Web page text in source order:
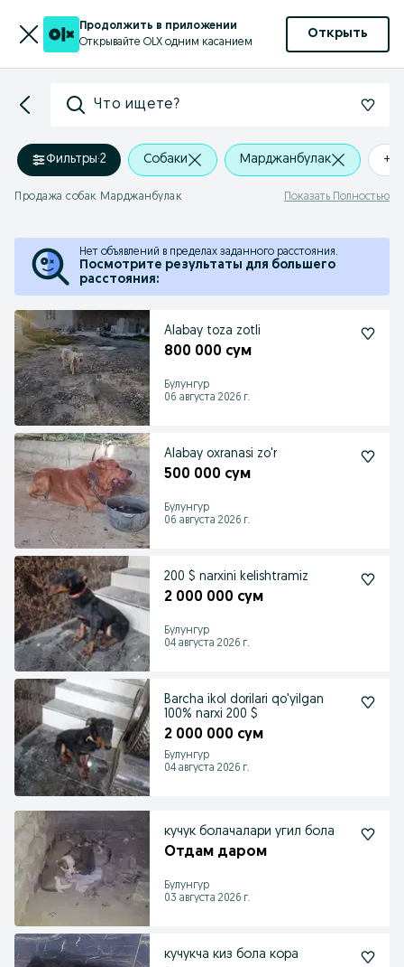
Продолжить в приложении
Открывайте OLX одним касанием
Открыть
Что ищете?
Фильтры·2 Собаки Марджанбулак +0
Продажа собак Марджанбулак Показать Полностью
Нет объявлений в пределах заданного расстояния.
Посмотрите результаты для большего
расстояния:
Alabay toza zotli
800 000 сум
Булунгур
06 августа 2026 г.
Alabay oxranasi zo'r
500 000 сум
Булунгур
06 августа 2026 г.
200 $ narxini kelishtramiz
2 000 000 сум
Булунгур
04 августа 2026 г.
Barcha ikol dorilari qo'yilgan
100% narxi 200 $
2 000 000 сум
Булунгур
04 августа 2026 г.
кучук болачалари угил бола
Отдам даром
Булунгур
03 августа 2026 г.
кучукча киз бола кора